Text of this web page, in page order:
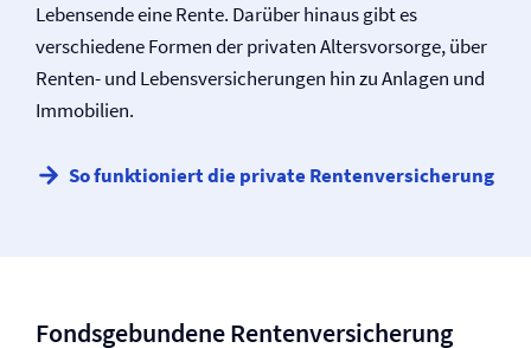
Lebensende eine Rente. Darüber hinaus gibt es
verschiedene Formen der privaten Altersvorsorge, über
Renten- und Lebens­versicherungen hin zu Anlagen und
Immobilien.
So funktioniert die private Renten­versicherung
Fondsgebundene Renten­versicherung